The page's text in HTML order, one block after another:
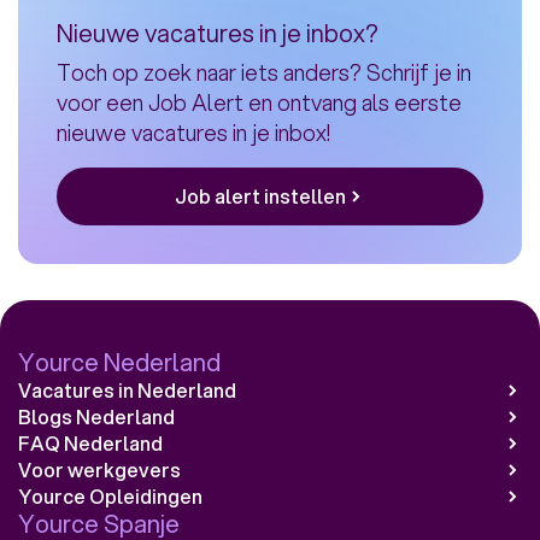
medewerker
Proximus
Nieuwe vacatures in je inbox?
Toch op zoek naar iets anders? Schrijf je in
voor een Job Alert en ontvang als eerste
nieuwe vacatures in je inbox!
Job alert instellen
Yource Nederland
Vacatures in Nederland
Blogs Nederland
FAQ Nederland
Voor werkgevers
Yource Opleidingen
Yource Spanje